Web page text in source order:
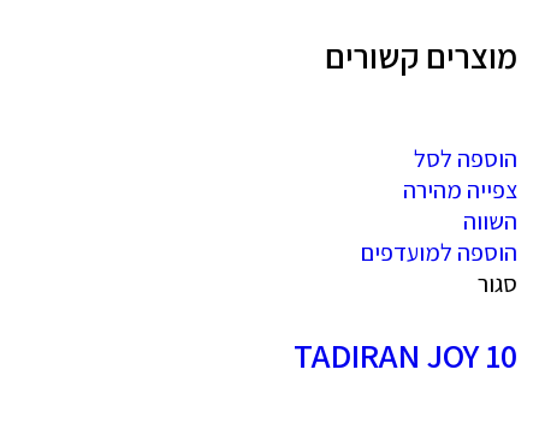
מוצרים קשורים
הוספה לסל
צפייה מהירה
השווה
הוספה למועדפים
סגור
TADIRAN JOY 10